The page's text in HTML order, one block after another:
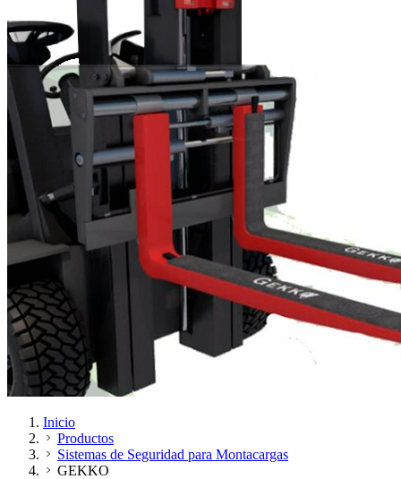
Inicio
Productos
Sistemas de Seguridad para Montacargas
GEKKO